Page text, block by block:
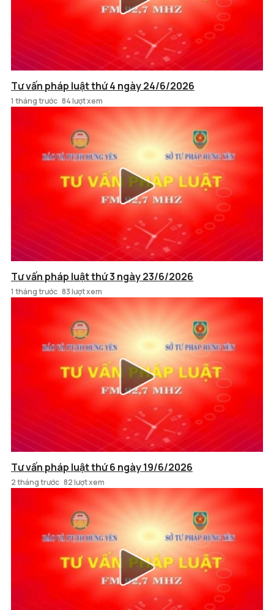
Tư vấn pháp luật thứ 4 ngày 24/6/2026
1 tháng trước 84 lượt xem
Tư vấn pháp luật thứ 3 ngày 23/6/2026
1 tháng trước 83 lượt xem
Tư vấn pháp luật thứ 6 ngày 19/6/2026
2 tháng trước 82 lượt xem